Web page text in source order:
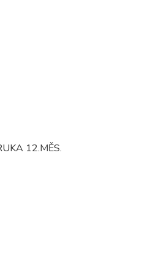
12.MĚS.